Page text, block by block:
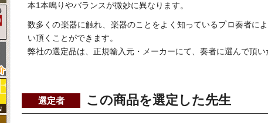
本1本鳴りやバランスが微妙に異なります。
数多くの楽器に触れ、楽器のことをよく知っているプロ奏者に
い頂くことができます。
弊社の選定品は、正規輸入元・メーカーにて、奏者に選んで頂
選定者 この商品を選定した先生